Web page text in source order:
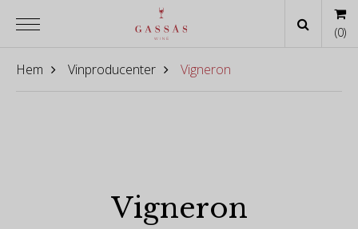
Hem Vinproducenter Vigneron
Vigneron
(0)